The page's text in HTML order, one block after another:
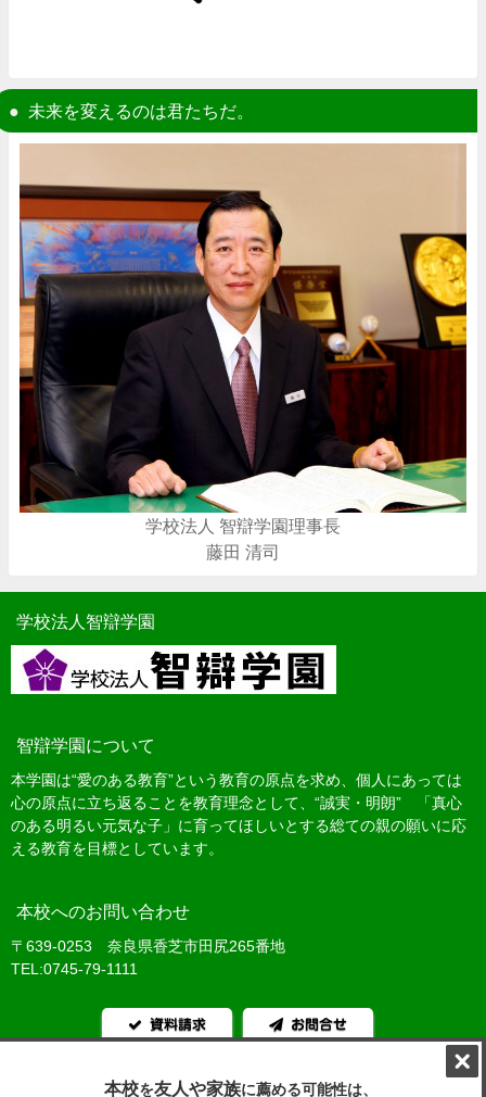
未来を変えるのは君たちだ。
学校法人 智辯学園理事長
藤田 清司
学校法人智辯学園
智辯学園について
本学園は“愛のある教育”という教育の原点を求め、個人にあっては
心の原点に立ち返ることを教育理念として、“誠実・明朗” 「真心
のある明るい元気な子」に育ってほしいとする総ての親の願いに応
える教育を目標としています。
本校へのお問い合わせ
〒639-0253 奈良県香芝市田尻265番地
TEL:0745-79-1111
資料請求 お問合せ